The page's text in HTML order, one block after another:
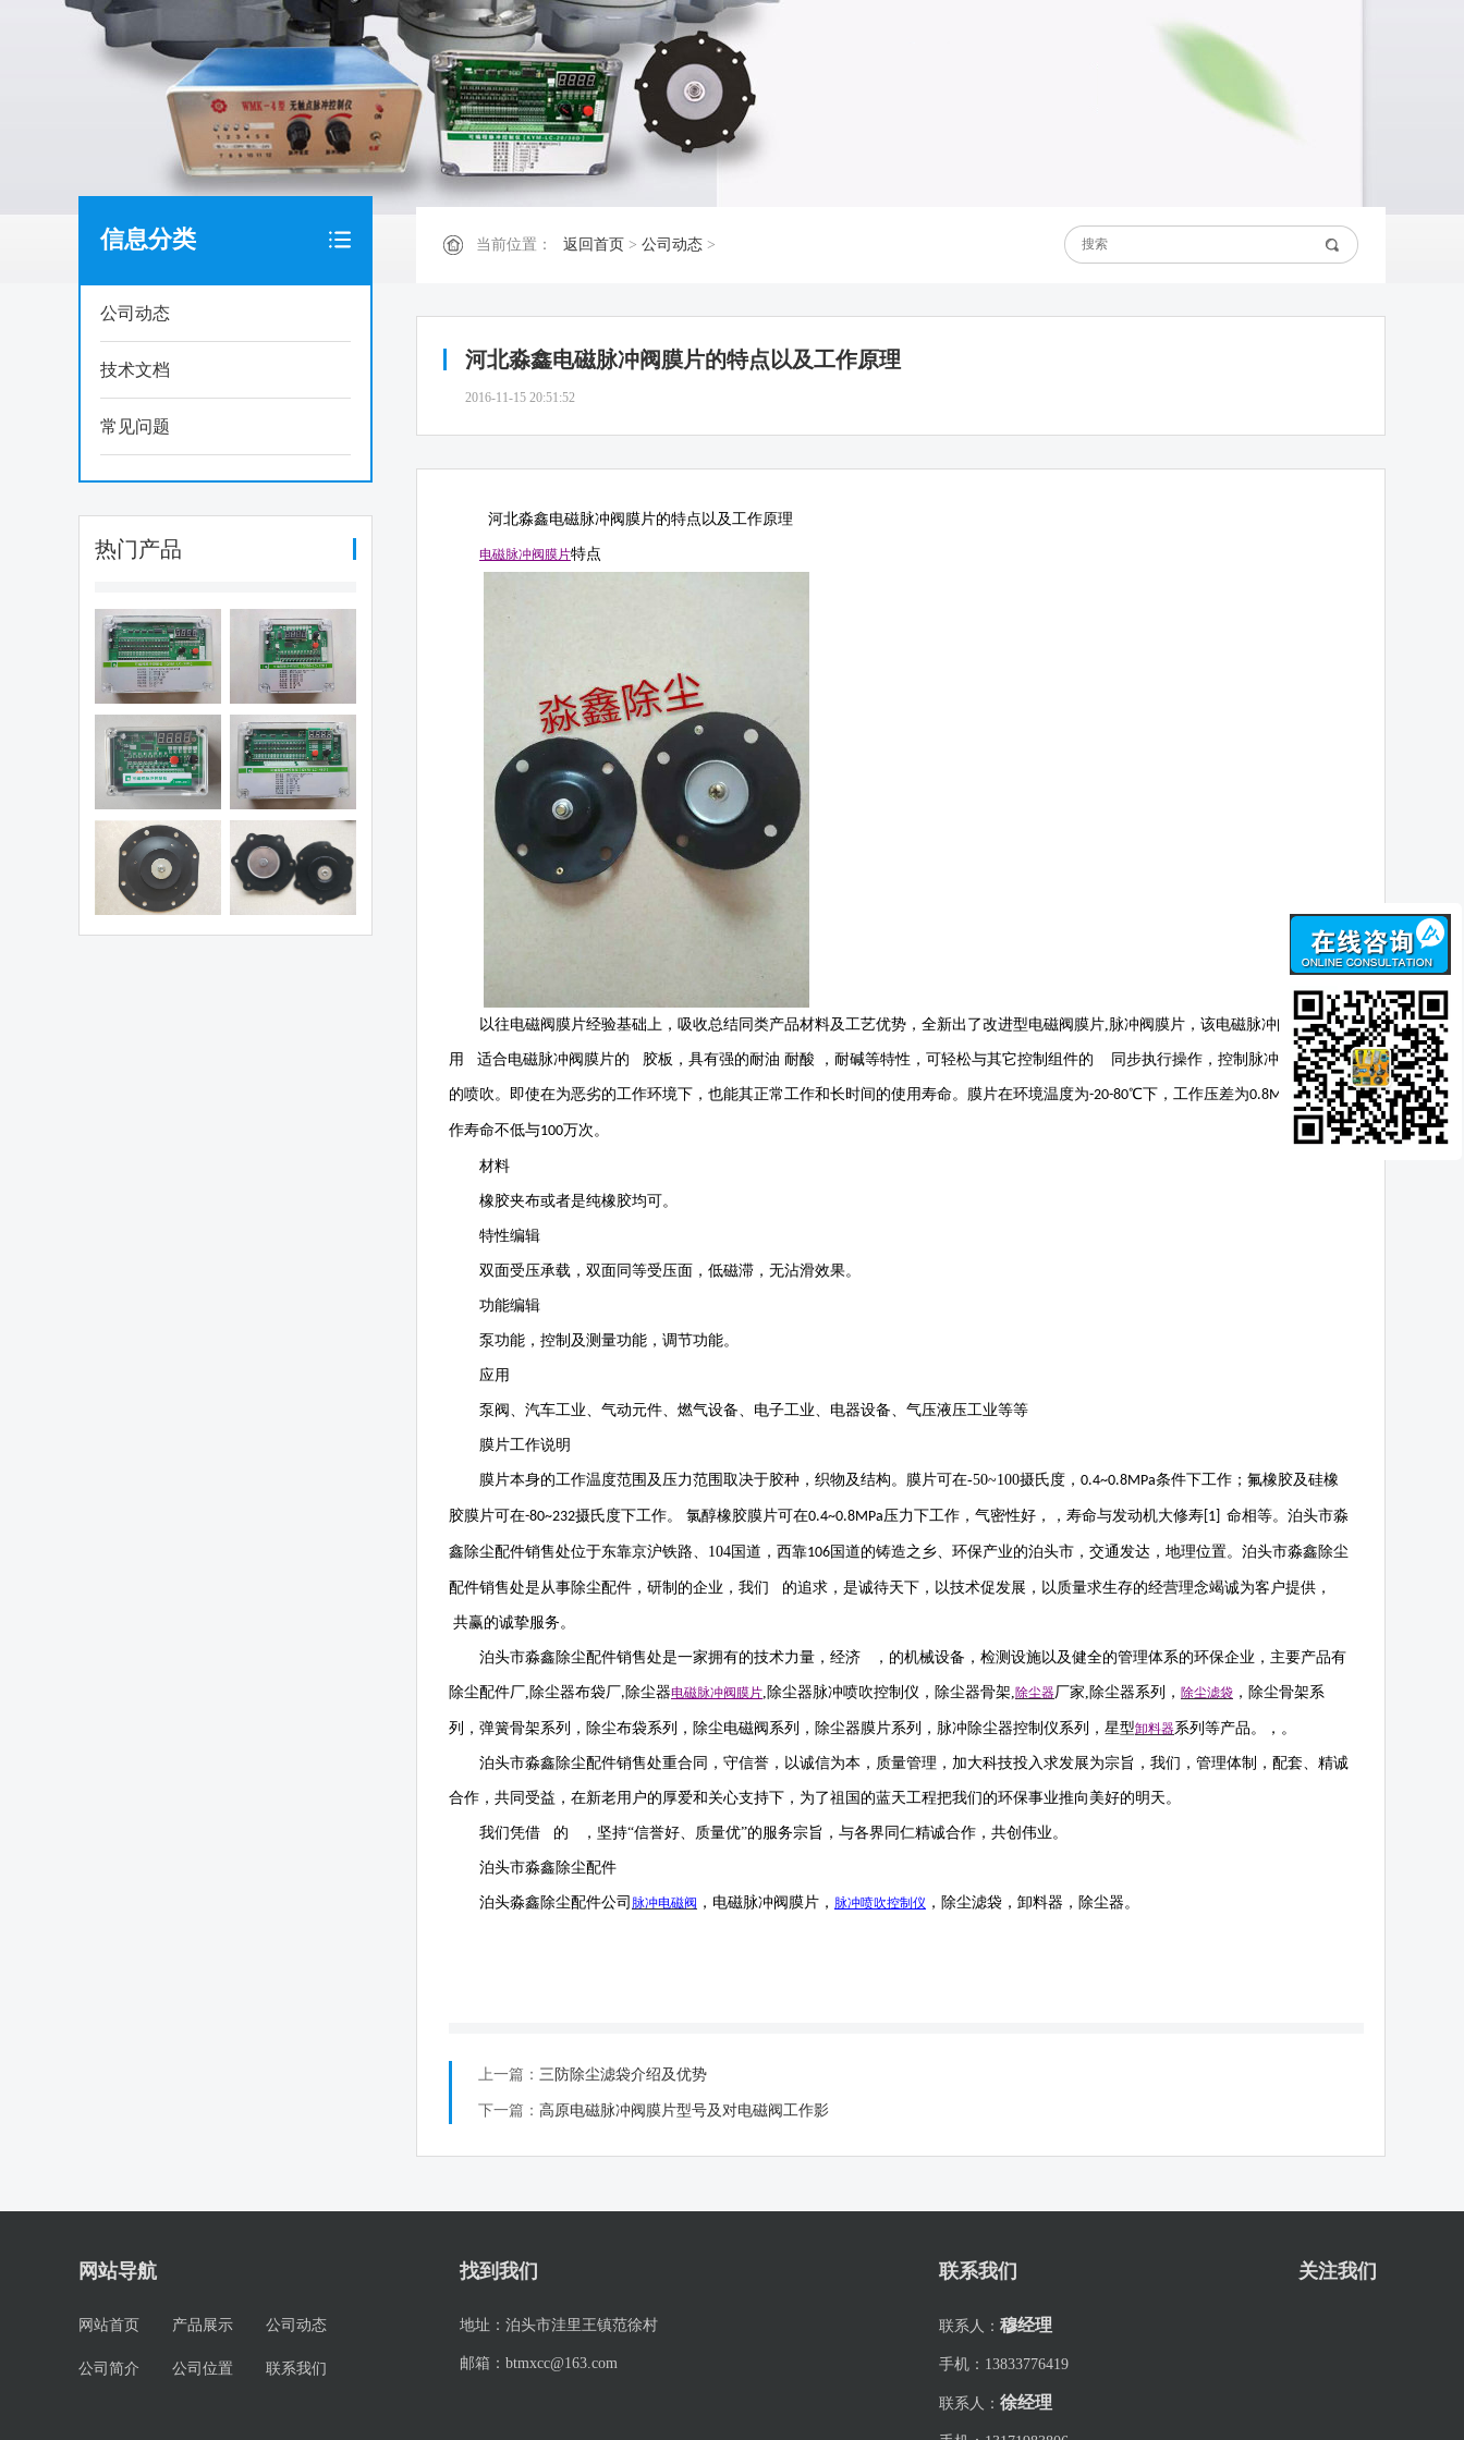
信息分类
公司动态
技术文档
常见问题
热门产品
可编程脉冲控制
仪（QYM-LC-
12D)
可编程脉冲控制
仪（QYM-LC-
1.5寸阀膜片
当前位置： 返回首页 > 公司动态 >
河北淼鑫电磁脉冲阀膜片的特点以及工作原理
2016-11-15 20:51:52
河北淼鑫电磁脉冲阀膜片的特点以及工作原理
电磁脉冲阀 膜片特点
以往电磁阀膜片经验基础上，吸收总结同类产品材料及工艺优势，全新出了改进型电磁阀膜片,脉冲阀膜片，该电磁脉冲阀膜片选
用 适合电磁脉冲阀膜片的 胶板，具有强的耐油 耐酸 ，耐碱等特性，可轻松与其它控制组件的 同步执行操作，控制脉冲压缩空气
的喷吹。即使在为恶劣的工作环境下，也能其正常工作和长时间的使用寿命。膜片在环境温度为-20-80℃下，工作压差为0.8MPa下，工
作寿命不低与100万次。
材料
橡胶夹布或者是纯橡胶均可。
特性编辑
双面受压承载，双面同等受压面，低磁滞，无沾滑效果。
功能编辑
泵功能，控制及测量功能，调节功能。
应用
泵阀、汽车工业、气动元件、燃气设备、电子工业、电器设备、气压液压工业等等
膜片工作说明
膜片本身的工作温度范围及压力范围取决于胶种，织物及结构。膜片可在-50~100摄氏度， 0.4~0.8MPa条件下工作；氟橡胶及硅橡
胶膜片可在-80~232摄氏度下工作。 氯醇橡胶膜片可在0.4~0.8MPa压力下工作，气密性好，，寿命与发动机大修寿 [1] 命相等。 泊头市淼
鑫除尘配件销售处位于东靠京沪铁路、 104国道，西靠106国道的铸造之乡、环保产业的泊头市，交通发达，地理位置。泊头市淼鑫除尘
配件销售处是从事除尘配件，研制的企业，我们 的追求，是诚待天下，以技术促发展，以质量求生存的经营理念竭诚为客户提供，
共赢的诚挚服务。
泊头市淼鑫除尘配件销售处是一家拥有的技术力量，经济 ，的机械设备，检测设施以及健全的管理体系的环保企业，主要产品有
除尘配件厂, 除尘器布袋厂, 除尘器电磁脉冲阀 膜片, 除尘器脉冲喷吹控制仪 ， 除尘器骨架,除尘器厂家, 除尘器系列， 除尘滤袋 ，除尘骨架系
列，弹簧骨架系列，除尘布袋系列，除尘电磁阀系列，除尘器膜片系列，脉冲除尘器控制仪系列，星型卸料器系列等产品。，。
泊头市淼鑫除尘配件销售处重合同，守信誉，以诚信为本，质量管理，加大科技投入求发展为宗旨，我们，管理体制，配套、精诚
合作，共同受益，在新老用户的厚爱和关心支持下，为了祖国的蓝天工程把我们的环保事业推向美好的明天。
我们凭借 的 ，坚持“信誉好、质量优”的服务宗旨，与各界同仁精诚合作，共创伟业。
泊头市淼鑫除尘配件
泊头淼鑫除尘配件公司 脉冲电磁阀 ，电磁脉冲阀膜片， 脉冲喷吹控制仪 ，除尘滤袋，卸料器，除尘器。
上一篇： 三防除尘滤袋介绍及优势
下一篇： 高原电磁脉冲阀膜片型号及对电磁阀工作影
网站导航
网站首页 产品展示 公司动态
公司简介 公司位置 联系我们
找到我们
地址： 泊头市洼里王镇范徐村
邮箱： btmxcc@163.com
联系我们
联系人： 穆经理
手机： 13833776419
联系人： 徐经理
关注我们